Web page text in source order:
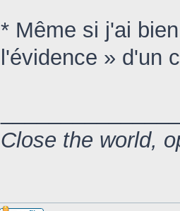
* Même si j'ai
l'évidence » d'un
Close the world,